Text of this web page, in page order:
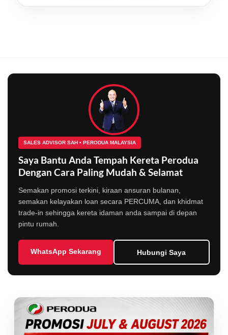
SALES ADVISOR SAH • PERODUA MALAYSIA
Saya Bantu Anda Tempah Kereta Perodua
Dengan Cara Paling Mudah & Selamat
Semakan promosi terkini, kiraan ansuran bulanan,
semakan kelayakan loan secara PERCUMA, dan khidmat
trade-in sehingga kereta idaman anda sampai di depan
pintu rumah.
WhatsApp Sekarang Hubungi Saya